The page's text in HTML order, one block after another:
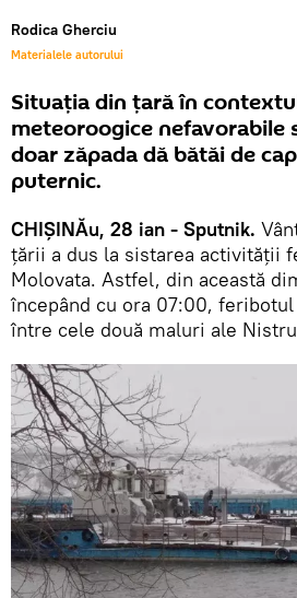
Rodica Gherciu
Materialele autorului
Situația din țară în
meteoroogice nefavorabile
doar zăpada dă bătăi de
puternic.
CHIȘINĂu, 28 ian - Sputnik.
țării a dus la sistarea activității
Molovata. Astfel, din această
începând cu ora 07:00,
între cele două maluri ale